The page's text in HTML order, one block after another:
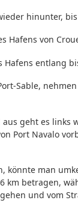
hinunter,
Hafens von
Hafens entlang
Sable,
aus geht es
Port Navalo
könnte man
km betragen,
und vom